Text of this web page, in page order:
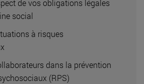
de vos obligations légales
social
à risques
dans la prévention
(RPS)